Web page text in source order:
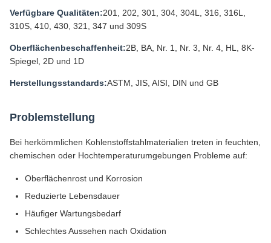
Verfügbare Qualitäten:201, 202, 301, 304, 304L, 316, 316L,
310S, 410, 430, 321, 347 und 309S
Oberflächenbeschaffenheit:2B, BA, Nr. 1, Nr. 3, Nr. 4, HL, 8K-
Spiegel, 2D und 1D
Herstellungsstandards:ASTM, JIS, AISI, DIN und GB
Problemstellung
Bei herkömmlichen Kohlenstoffstahlmaterialien treten in feuchten,
chemischen oder Hochtemperaturumgebungen Probleme auf:
Oberflächenrost und Korrosion
Reduzierte Lebensdauer
Häufiger Wartungsbedarf
Schlechtes Aussehen nach Oxidation